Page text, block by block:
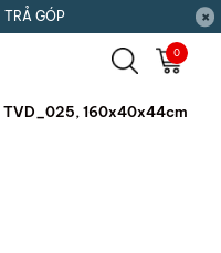
TRẢ GÓP
0
TVD_025, 160x40x44cm